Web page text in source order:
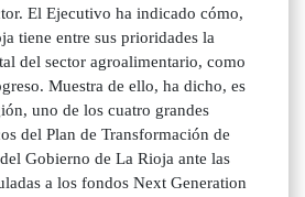
El Ejecutivo ha indicado cómo,
tiene entre sus prioridades la
del sector agroalimentario, como
Muestra de ello, ha dicho, es
uno de los cuatro grandes
del Plan de Transformación de
Gobierno de La Rioja ante las
a los fondos Next Generation